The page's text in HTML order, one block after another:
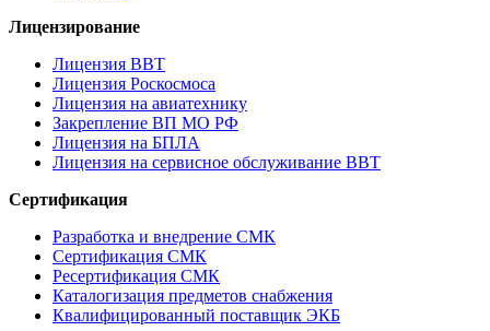
Лицензирование
Лицензия ВВТ
Лицензия Роскосмоса
Лицензия на авиатехнику
Закрепление ВП МО РФ
Лицензия на БПЛА
Лицензия на сервисное обслуживание ВВТ
Сертификация
Разработка и внедрение СМК
Сертификация СМК
Ресертификация СМК
Каталогизация предметов снабжения
Квалифицированный поставщик ЭКБ